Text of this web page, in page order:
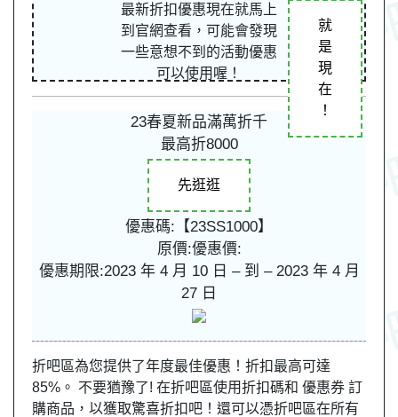
最新折扣優惠現在就馬上
到官網查看，可能會發現
一些意想不到的活動優惠
可以使用喔！
就
是
現
在
！
23春夏新品滿萬折千
最高折8000
先逛逛
優惠碼:【23SS1000】
原價:優惠價:
優惠期限:2023 年 4 月 10 日 – 到 – 2023 年 4 月
27 日
折吧區為您提供了年度最佳優惠！折扣最高可達
85%。 不要猶豫了! 在折吧區使用折扣碼和 優惠券 訂
購商品，以獲取驚喜折扣吧！還可以憑折吧區在所有